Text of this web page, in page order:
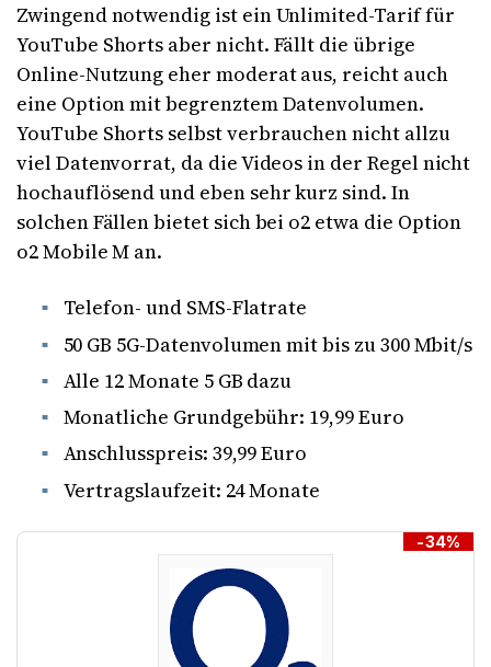
Zwingend notwendig ist ein Unlimited-Tarif für
YouTube Shorts aber nicht. Fällt die übrige
Online-Nutzung eher moderat aus, reicht auch
eine Option mit begrenztem Datenvolumen.
YouTube Shorts selbst verbrauchen nicht allzu
viel Datenvorrat, da die Videos in der Regel nicht
hochauflösend und eben sehr kurz sind. In
solchen Fällen bietet sich bei o2 etwa die Option
o2 Mobile M an.
Telefon- und SMS-Flatrate
50 GB 5G-Datenvolumen mit bis zu 300 Mbit/s
Alle 12 Monate 5 GB dazu
Monatliche Grundgebühr: 19,99 Euro
Anschlusspreis: 39,99 Euro
Vertragslaufzeit: 24 Monate
-34%